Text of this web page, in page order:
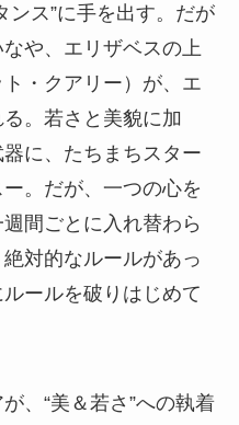
ンス”に手を出す。だが
や、エリザベスの上
・クアリー）が、エ
。若さと美貌に加
に、たちまちスター
。だが、一つの心を
間ごとに入れ替わら
対的なルールがあっ
ールを破りはじめて
、“美＆若さ”への執着